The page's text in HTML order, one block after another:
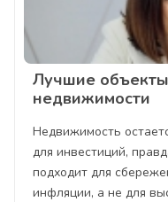
Лучшие
недвижимости
Недвижимость
для инвестиций,
подходит для
инфляции, а не для